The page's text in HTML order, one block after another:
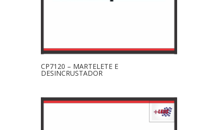
CP7120 – MARTELETE E
DESINCRUSTADOR